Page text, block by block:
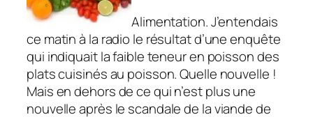
Alimentation. J’entendais
ce matin à la radio le résultat d’une enquête
qui indiquait la faible teneur en poisson des
plats cuisinés au poisson. Quelle nouvelle !
Mais en dehors de ce qui n’est plus une
nouvelle après le scandale de la viande de